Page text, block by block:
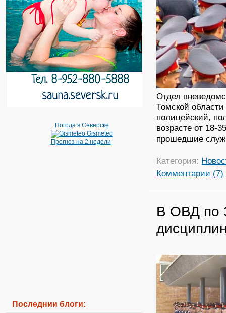
Погода в Северске
Gismeteo
Прогноз на 2 недели
Последнии блоги:
Отдел
Томской
полицейский,
возрасте от 18-
прошедшие
Категория:
Комментарии (7)
В ОВД по